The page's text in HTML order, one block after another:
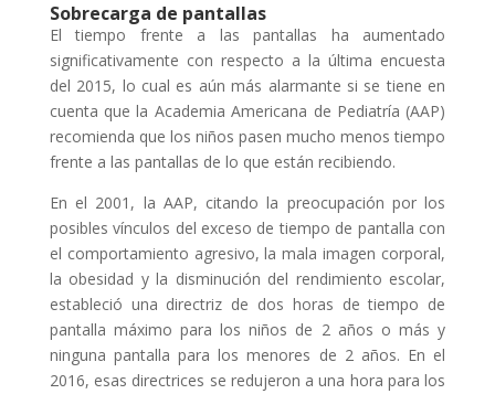
Sobrecarga de pantallas
El tiempo frente a las pantallas ha aumentado
significativamente con respecto a la última encuesta
del 2015, lo cual es aún más alarmante si se tiene en
cuenta que la Academia Americana de Pediatría (AAP)
recomienda que los niños pasen mucho menos tiempo
frente a las pantallas de lo que están recibiendo.
En el 2001, la AAP, citando la preocupación por los
posibles vínculos del exceso de tiempo de pantalla con
el comportamiento agresivo, la mala imagen corporal,
la obesidad y la disminución del rendimiento escolar,
estableció una directriz de dos horas de tiempo de
pantalla máximo para los niños de 2 años o más y
ninguna pantalla para los menores de 2 años. En el
2016, esas directrices se redujeron a una hora para los